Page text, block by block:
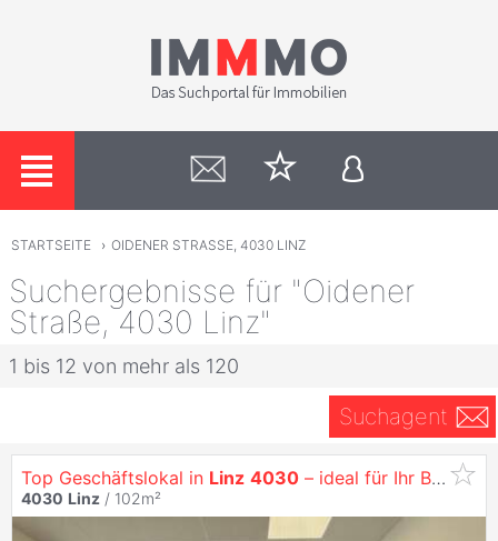
STARTSEITE › OIDENER STRASSE, 4030 LINZ
Suchergebnisse für "Oidener
Straße, 4030 Linz"
1 bis 12 von mehr als 120
Suchagent
Top Geschäftslokal in Linz 4030 – ideal für Ihr Business!
4030 Linz / 102m²